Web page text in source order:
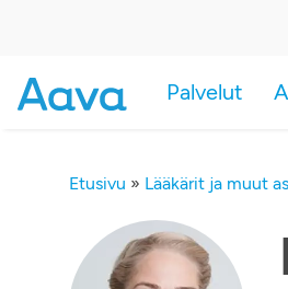
Palvelut
Etusivu » Lääkärit ja muut